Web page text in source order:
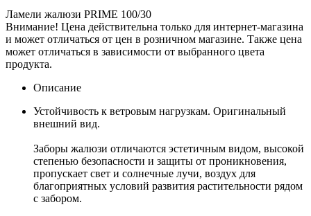
Ламели жалюзи PRIME 100/30
Внимание! Цена действительна только для интернет-магазина
и может отличаться от цен в розничном магазине. Также цена
может отличаться в зависимости от выбранного цвета
продукта.
Описание
Устойчивость к ветровым нагрузкам. Оригинальный
внешний вид.
Заборы жалюзи отличаются эстетичным видом, высокой
степенью безопасности и защиты от проникновения,
пропускает свет и солнечные лучи, воздух для
благоприятных условий развития растительности рядом
с забором.